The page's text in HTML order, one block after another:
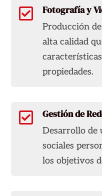
 Fotografía y
Producción
alta calidad
propiedades.
 Gestión de
Desarrollo de
sociales
los objetivos